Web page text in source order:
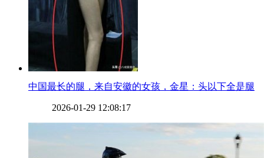
​中国最长的腿，来自安徽的女孩，金星：头以下全是腿
2026-01-29 12:08:17